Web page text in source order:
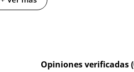
Opiniones verificadas